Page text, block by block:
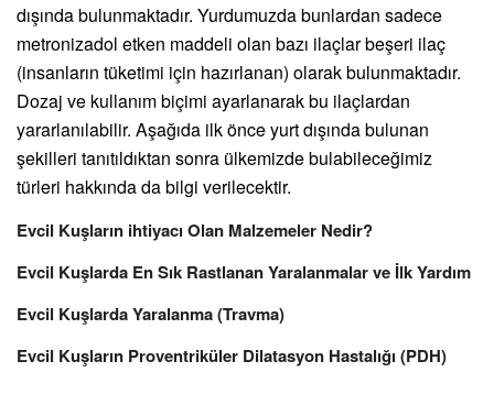
dışında bulunmaktadır. Yurdumuzda bunlardan sadece
metronizadol etken maddeli olan bazı ilaçlar beşeri ilaç
(insanların tüketimi için hazırlanan) olarak bulunmaktadır.
Dozaj ve kullanım biçimi ayarlanarak bu ilaçlardan
yararlanılabilir. Aşağıda ilk önce yurt dışında bulunan
şekilleri tanıtıldıktan sonra ülkemizde bulabileceğimiz
türleri hakkında da bilgi verilecektir.
Evcil Kuşların ihtiyacı Olan Malzemeler Nedir?
Evcil Kuşlarda En Sık Rastlanan Yaralanmalar ve İlk Yardım
Evcil Kuşlarda Yaralanma (Travma)
Evcil Kuşların Proventriküler Dilatasyon Hastalığı (PDH)